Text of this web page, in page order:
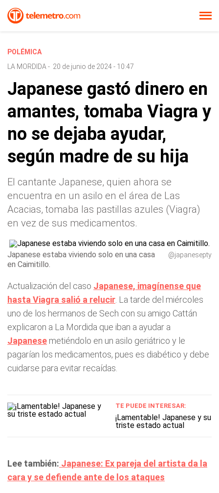
POLÉMICA
LA MORDIDA - 20 de junio de 2024 - 10:47
Japanese gastó dinero en
amantes, tomaba Viagra y
no se dejaba ayudar,
según madre de su hija
El cantante Japanese, quien ahora se
encuentra en un asilo en el área de Las
Acacias, tomaba las pastillas azules (Viagra)
en vez de sus medicamentos.
Japanese estaba viviendo solo en una casa
en Caimitillo.
@japanesepty
Actualización del caso Japanese, imagínense que
hasta Viagra salió a relucir . La tarde del miércoles
uno de los hermanos de Sech con su amigo Cattán
explicaron a La Mordida que iban a ayudar a
Japanese metiéndolo en un asilo geriátrico y le
pagarían los medicamentos, pues es diabético y debe
cuidarse para evitar recaídas.
TE PUEDE INTERESAR:
¡Lamentable! Japanese y su
triste estado actual
Lee también: Japanese: Ex pareja del artista da la
cara y se defiende ante de los ataques